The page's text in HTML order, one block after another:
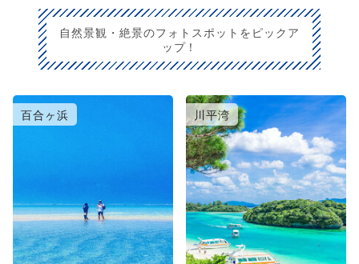
自然景観・絶景のフォトスポットをピックア
ップ！
百合ヶ浜 川平湾